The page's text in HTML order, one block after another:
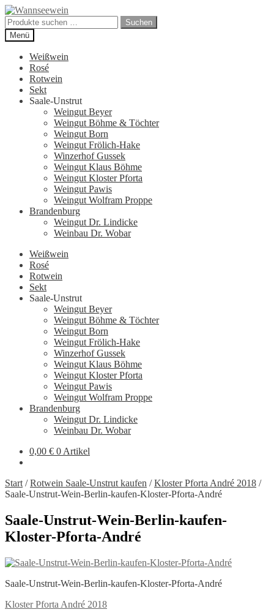
Zur
Navigation
springen
Zum
Inhalt
springen
Suchen
nach:
Suchen
Menü
Weißwein
Rosé
Rotwein
Sekt
Saale-Unstrut
Weingut Beyer
Weingut Böhme & Töchter
Weingut Born
Weingut Frölich-Hake
Winzerhof Gussek
Weingut Klaus Böhme
Weingut Kloster Pforta
Weingut Pawis
Weingut Wolfram Proppe
Brandenburg
Weingut Dr. Lindicke
Weinbau Dr. Wobar
Weißwein
Rosé
Rotwein
Sekt
Saale-Unstrut
Weingut Beyer
Weingut Böhme & Töchter
Weingut Born
Weingut Frölich-Hake
Winzerhof Gussek
Weingut Klaus Böhme
Weingut Kloster Pforta
Weingut Pawis
Weingut Wolfram Proppe
Brandenburg
Weingut Dr. Lindicke
Weinbau Dr. Wobar
0,00 € 0 Artikel
Start /Rotwein Saale-Unstrut kaufen /Kloster Pforta André 2018 /
Saale-Unstrut-Wein-Berlin-kaufen-Kloster-Pforta-André
Saale-Unstrut-Wein-Berlin-kaufen-
Kloster-Pforta-André
Saale-Unstrut-Wein-Berlin-kaufen-Kloster-Pforta-André
Beitragsnavigation
Vorheriger
Kloster Pforta André 2018